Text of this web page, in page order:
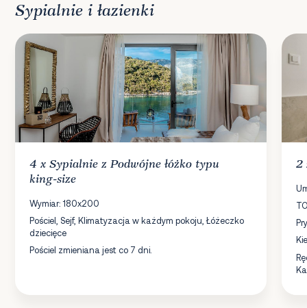
Sypialnie i łazienki
4 xSypialniez Podwójne łóżko typu
king-size
Wymiar: 180x200
Pościel, Sejf, Klimatyzacja w każdym pokoju, Łóżeczko
dziecięce
Pościel zmieniana jest co 7 dni.
2